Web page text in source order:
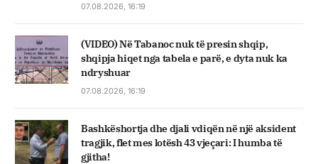
07.08.2026, 16:19
(VIDEO) Në Tabanoc nuk të presin shqip,
shqipja hiqet nga tabela e parë, e dyta nuk ka
ndryshuar
07.08.2026, 16:19
Bashkëshortja dhe djali vdiqën në një aksident
tragjik, flet mes lotësh 43 vjeçari: I humba të
gjitha!